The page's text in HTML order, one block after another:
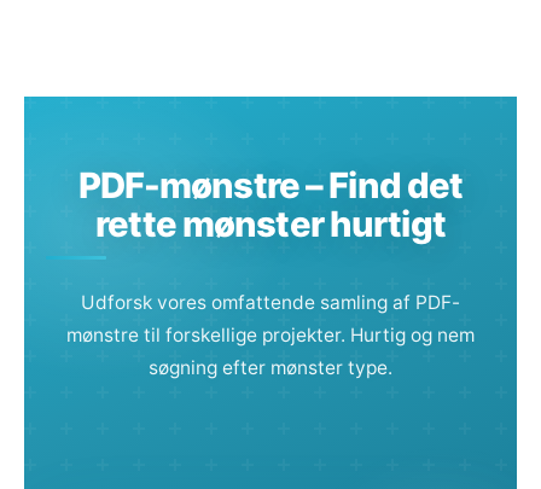
PDF-mønstre – Find det
rette mønster hurtigt
Udforsk vores omfattende samling af PDF-
mønstre til forskellige projekter. Hurtig og nem
søgning efter mønster type.